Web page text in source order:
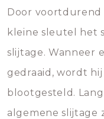
Door
kleine sleutel het
slijtage. Wanneer
gedraaid, wordt
blootgesteld.
algemene slijtage